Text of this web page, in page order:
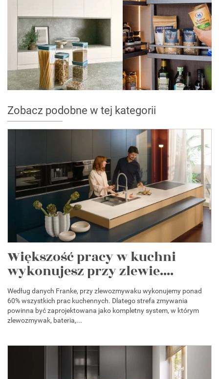
Zobacz podobne w tej kategorii
Większość pracy w kuchni
wykonujesz przy zlewie....
Według danych Franke, przy zlewozmywaku wykonujemy ponad
60% wszystkich prac kuchennych. Dlatego strefa zmywania
powinna być zaprojektowana jako kompletny system, w którym
zlewozmywak, bateria,...